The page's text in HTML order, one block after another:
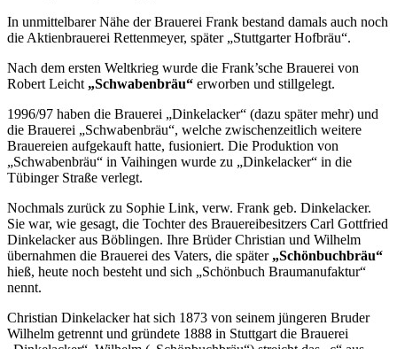
In unmittelbarer Nähe der Brauerei Frank bestand damals auch noch
die Aktienbrauerei Rettenmeyer, später „Stuttgarter Hofbräu“.
Nach dem ersten Weltkrieg wurde die Frank’sche Brauerei von
Robert Leicht „Schwabenbräu“ erworben und stillgelegt.
1996/97 haben die Brauerei „Dinkelacker“ (dazu später mehr) und
die Brauerei „Schwabenbräu“, welche zwischenzeitlich weitere
Brauereien aufgekauft hatte, fusioniert. Die Produktion von
„Schwabenbräu“ in Vaihingen wurde zu „Dinkelacker“ in die
Tübinger Straße verlegt.
Nochmals zurück zu Sophie Link, verw. Frank geb. Dinkelacker.
Sie war, wie gesagt, die Tochter des Brauereibesitzers Carl Gottfried
Dinkelacker aus Böblingen. Ihre Brüder Christian und Wilhelm
übernahmen die Brauerei des Vaters, die später „Schönbuchbräu“
hieß, heute noch besteht und sich „Schönbuch Braumanufaktur“
nennt.
Christian Dinkelacker hat sich 1873 von seinem jüngeren Bruder
Wilhelm getrennt und gründete 1888 in Stuttgart die Brauerei